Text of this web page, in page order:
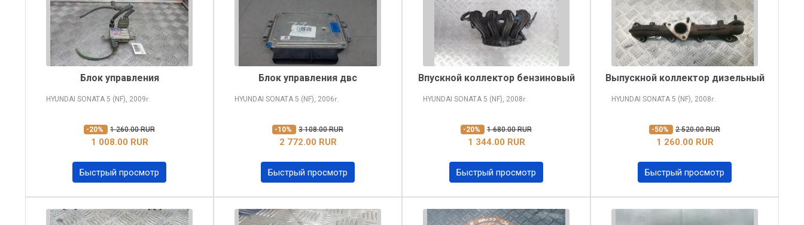
Блок управления
HYUNDAI SONATA 5 (NF), 2009г.
-20% 1 260.00 RUR
1 008.00 RUR
Быстрый просмотр
Блок управления двс
HYUNDAI SONATA 5 (NF), 2006г.
-10% 3 108.00 RUR
2 772.00 RUR
Быстрый просмотр
Впускной коллектор бензиновый
HYUNDAI SONATA 5 (NF), 2008г.
-20% 1 680.00 RUR
1 344.00 RUR
Быстрый просмотр
Выпускной коллектор дизельный
HYUNDAI SONATA 5 (NF), 2008г.
-50% 2 520.00 RUR
1 260.00 RUR
Быстрый просмотр